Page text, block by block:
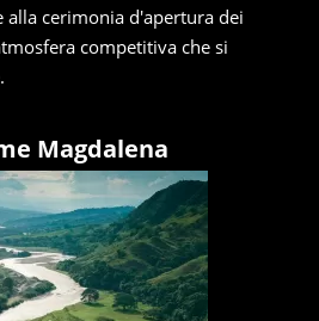
alla cerimonia d'apertura dei
competitiva che si
Magdalena